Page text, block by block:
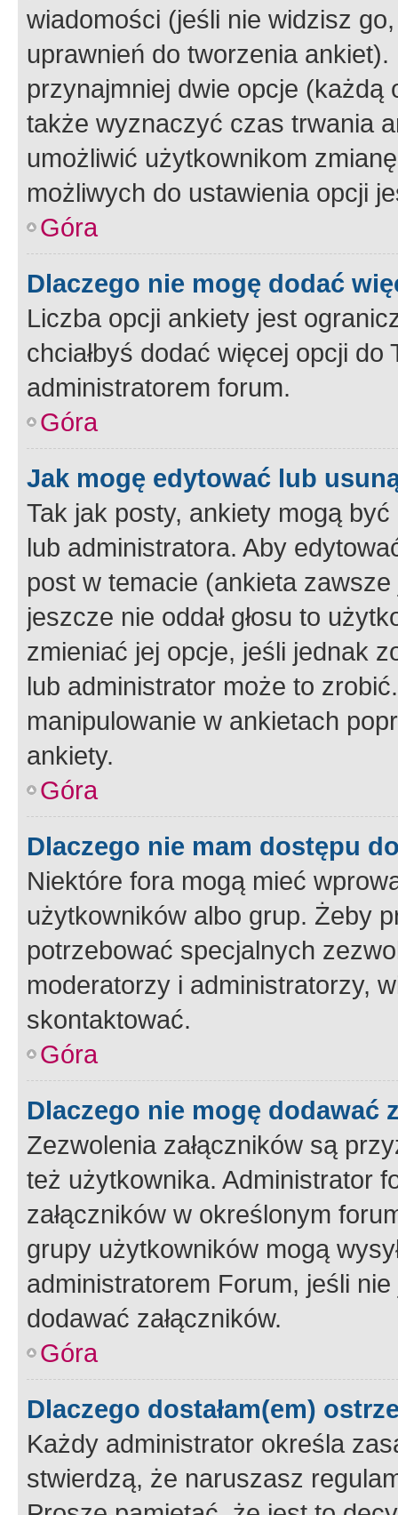
wiadomości (jeśli nie widzisz
uprawnień do tworzenia
przynajmniej dwie opcje
także wyznaczyć czas trwania
umożliwić użytkownikom
możliwych do ustawienia opcji
Góra
Dlaczego nie mogę dodać
Liczba opcji ankiety jest
chciałbyś dodać więcej opcji
administratorem forum.
Góra
Jak mogę edytować lub
Tak jak posty, ankiety mogą
lub administratora. Aby
post w temacie (ankieta
jeszcze nie oddał głosu to
zmieniać jej opcje, jeśli jednak
lub administrator może to
manipulowanie w ankietach
ankiety.
Góra
Dlaczego nie mam dostępu
Niektóre fora mogą mieć
użytkowników albo grup. Żeby
potrzebować specjalnych
moderatorzy i administratorzy,
skontaktować.
Góra
Dlaczego nie mogę dodawać
Zezwolenia załączników są
też użytkownika. Administrator
załączników w określonym
grupy użytkowników mogą
administratorem Forum, jeśli
dodawać załączników.
Góra
Dlaczego dostałam(em)
Każdy administrator określa
stwierdzą, że naruszasz